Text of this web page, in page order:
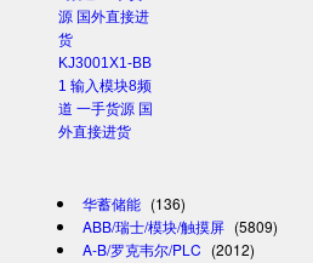
KJ3001X1-BB
1 输入模块8频
道 一手货源 国
外直接进货
华蓄储能 (136)
ABB/瑞士/模块/触摸屏 (5809)
A-B/罗克韦尔/PLC (2012)